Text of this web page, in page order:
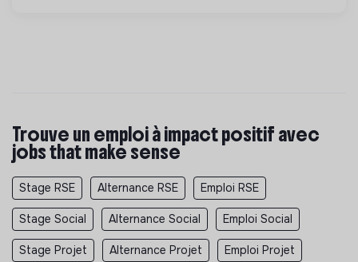
Trouve un emploi à impact positif avec
jobs that make sense
Stage RSE Alternance RSE Emploi RSE
Stage Social Alternance Social Emploi Social
Stage Projet Alternance Projet Emploi Projet